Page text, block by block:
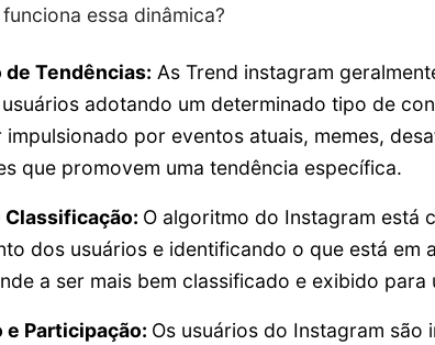
essa dinâmica?
Tendências: As Trend instagram
adotando um determinado tipo de
impulsionado por eventos atuais, memes,
que promovem uma tendência específica.
O algoritmo do Instagram está
dos usuários e identificando o que está em
a ser mais bem classificado e exibido para
e Participação: Os usuários do Instagram